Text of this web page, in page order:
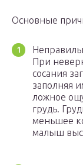
Основные
При
сосания
заполняя
ложное
грудь.
меньшее
малыш